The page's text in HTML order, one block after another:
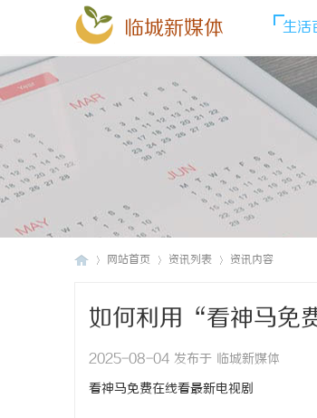
临城新媒体 生活
网站首页 资讯列表 资讯内容
如何利用“看神马免
2025-08-04 发布于 临城新媒体
看神马免费在线看最新电视剧